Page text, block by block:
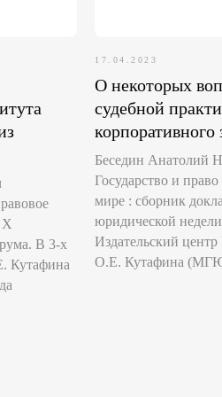
X
В 3-х
Кутафина
17.04.2023
О некоторых
судебной
корпоративного
Беседин Анатолий
Государство и
мире : сборник
юридической
Издательский
О.Е. Кутафина